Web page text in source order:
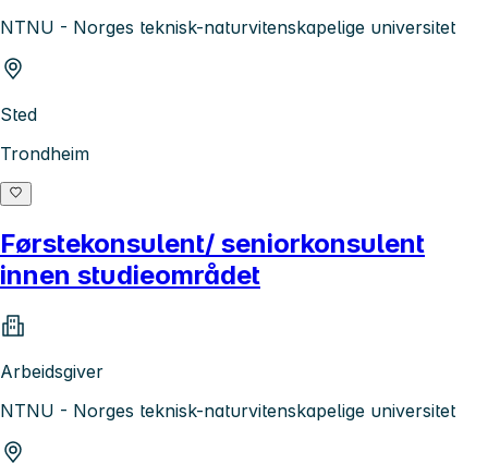
NTNU - Norges teknisk-naturvitenskapelige universitet
Sted
Trondheim
Førstekonsulent/ seniorkonsulent
innen studieområdet
Arbeidsgiver
NTNU - Norges teknisk-naturvitenskapelige universitet